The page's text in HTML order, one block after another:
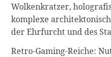
Wolkenkratzer,
komplexe
der Ehrfurcht und des
Retro-Gaming-Reiche: